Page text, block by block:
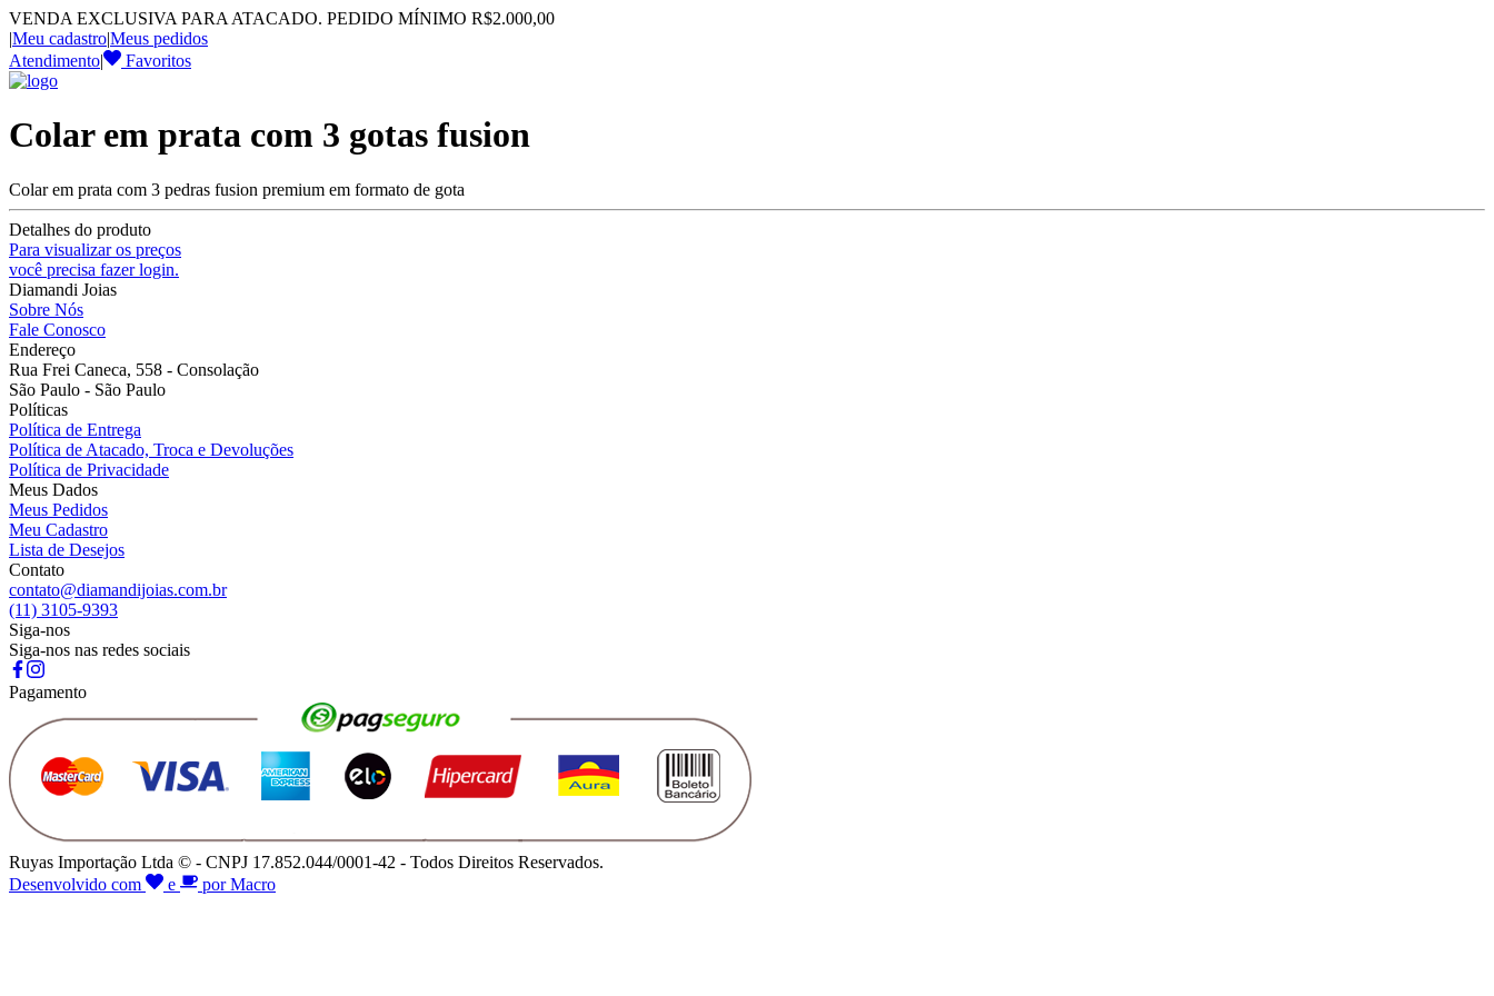
VENDA EXCLUSIVA PARA ATACADO. PEDIDO MÍNIMO R$2.000,00
|Meu cadastro|Meus pedidos
Atendimento| Favoritos
Colar em prata com 3 gotas fusion
Colar em prata com 3 pedras fusion premium em formato de gota
Detalhes do produto
Para visualizar os preços
você precisa fazer login.
Diamandi Joias
Sobre Nós
Fale Conosco
Endereço
Rua Frei Caneca, 558 - Consolação
São Paulo - São Paulo
Políticas
Política de Entrega
Política de Atacado, Troca e Devoluções
Política de Privacidade
Meus Dados
Meus Pedidos
Meu Cadastro
Lista de Desejos
Contato
contato@diamandijoias.com.br
(11) 3105-9393
Siga-nos
Siga-nos nas redes sociais
Pagamento
Ruyas Importação Ltda © - CNPJ 17.852.044/0001-42 - Todos Direitos Reservados.
Desenvolvido com
e por Macro